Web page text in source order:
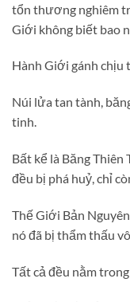
tổn thương nghiêm
Giới không biết bao
Hành Giới gánh chịu
Núi lửa tan tành,
tinh.
Bất kể là Băng
đều bị phá huỷ, chỉ
Thế Giới Bản
nó đã bị thẩm thấu
Tất cả đều nằm